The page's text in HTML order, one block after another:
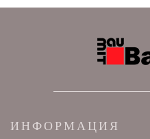
ИНФОРМАЦИЯ